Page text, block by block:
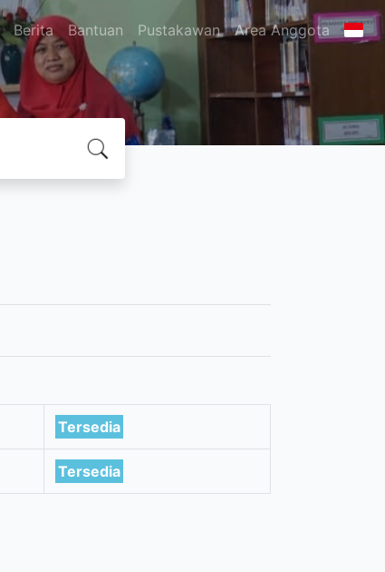
Berita Bantuan Pustakawan Area Anggota
Tersedia
Tersedia